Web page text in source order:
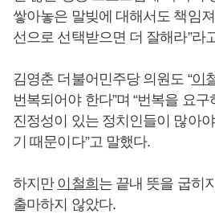
쌓아놓은 말빚에 대해서도 책임
선으로 선택받으면 더 잘해라”라
김영춘 더불어민주당 의원도 “이
번복되어야 한다”며 “번복을 요구
진정성이 있는 정치인들이 많아
기 때문이다”고 말했다.
하지만 이철희 는 끝내 뜻을 굽히
출마하지 않았다.